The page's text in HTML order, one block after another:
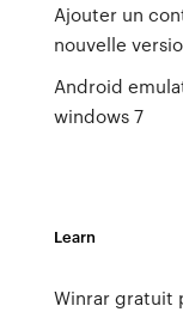
Ajouter un
nouvelle
Android
windows 7
Learn
Winrar gratuit